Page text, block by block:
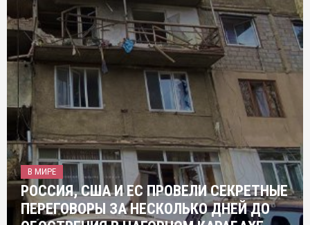
В МИРЕ
РОССИЯ, США И ЕС ПРОВЕЛИ СЕКРЕТНЫЕ
ПЕРЕГОВОРЫ ЗА НЕСКОЛЬКО ДНЕЙ ДО